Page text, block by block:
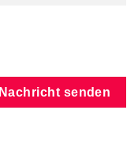
Nachricht senden